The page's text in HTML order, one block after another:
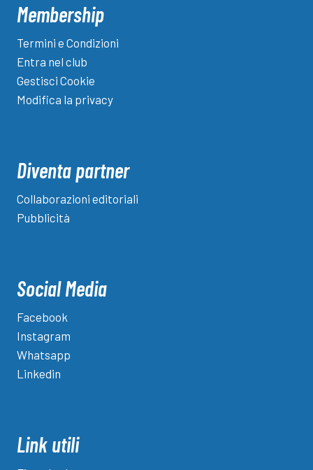
Membership
Termini e Condizioni
Entra nel club
Gestisci Cookie
Modifica la privacy
Diventa partner
Collaborazioni editoriali
Pubblicità
Social Media
Facebook
Instagram
Whatsapp
Linkedin
Link utili